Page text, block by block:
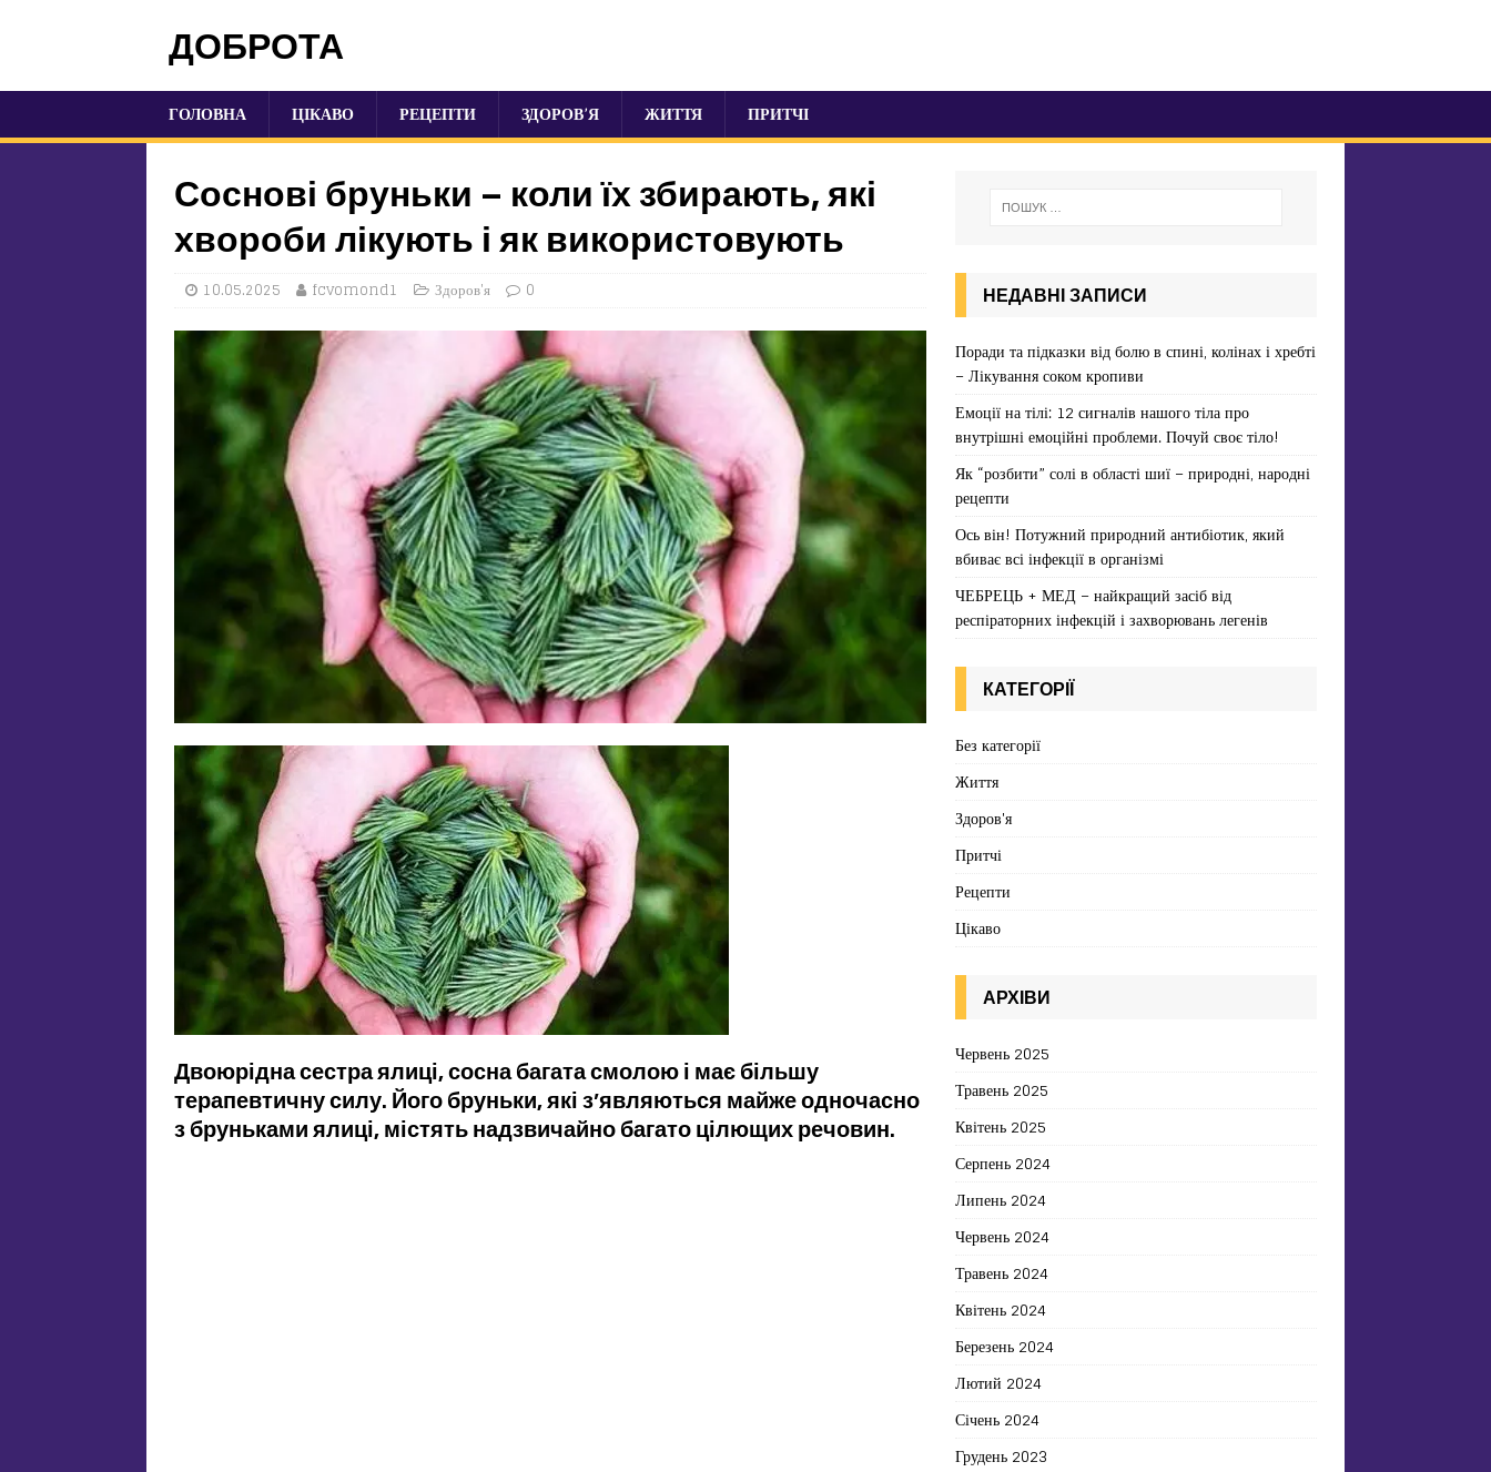
ДОБРОТА
ГОЛОВНА ЦІКАВО РЕЦЕПТИ ЗДОРОВ’Я ЖИТТЯ ПРИТЧІ
Соснові бруньки – коли їх збирають, які
хвороби лікують і як використовують
10.05.2025 fcvomond1 Здоров'я 0
Двоюрідна сестра ялиці, сосна багата смолою і має більшу
терапевтичну силу. Його бруньки, які з’являються майже одночасно
з бруньками ялиці, містять надзвичайно багато цілющих речовин.
НЕДАВНІ ЗАПИСИ
Поради та підказки від болю в спині, колінах і хребті
– Лікування соком кропиви
Емоції на тілі: 12 сигналів нашого тіла про
внутрішні емоційні проблеми. Почуй своє тіло!
Як “розбити” солі в області шиї – природні, народні
рецепти
Ось він! Потужний природний антибіотик, який
вбиває всі інфекції в організмі
ЧЕБРЕЦЬ + МЕД – найкращий засіб від
респіраторних інфекцій і захворювань легенів
КАТЕГОРІЇ
Без категорії
Життя
Здоров'я
Притчі
Рецепти
Цікаво
АРХІВИ
Червень 2025
Травень 2025
Квітень 2025
Серпень 2024
Липень 2024
Червень 2024
Травень 2024
Квітень 2024
Березень 2024
Лютий 2024
Січень 2024
Грудень 2023